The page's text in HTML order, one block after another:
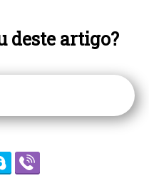
deste artigo?